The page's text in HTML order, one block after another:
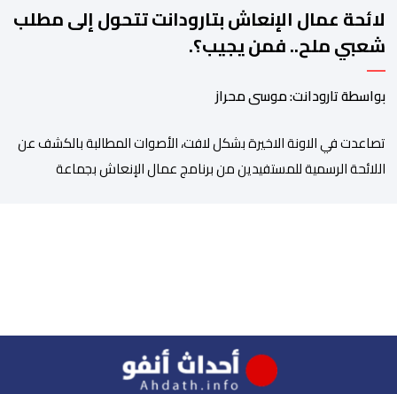
لائحة عمال الإنعاش بتارودانت تتحول إلى مطلب
شعبي ملح.. فمن يجيب؟.
بواسطة تارودانت: موسى محراز
تصاعدت في الاونة الاخيرة بشكل لافت، الأصوات المطالبة بالكشف عن
اللائحة الرسمية للمستفيدين من برنامج عمال الإنعاش بجماعة